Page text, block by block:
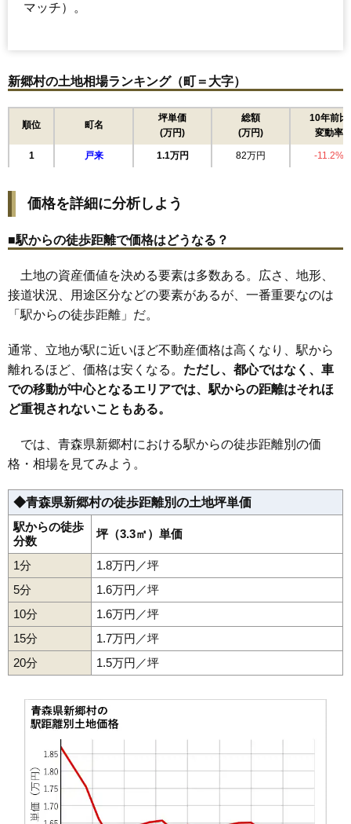
マッチ）。
新郷村の土地相場ランキング（町＝大字）
順位 町名
坪単価
(万円)
総額
(万円)
10年前比
変動率
1 戸来 1.1万円 82万円 -11.2%
価格を詳細に分析しよう
■駅からの徒歩距離で価格はどうなる？
土地の資産価値を決める要素は多数ある。広さ、地形、
接道状況、用途区分などの要素があるが、一番重要なのは
「駅からの徒歩距離」だ。
通常、立地が駅に近いほど不動産価格は高くなり、駅から
離れるほど、価格は安くなる。 ただし、都心ではなく、車
での移動が中心となるエリアでは、駅からの距離はそれほ
ど重視されないこともある。
では、青森県新郷村における駅からの徒歩距離別の価
格・相場を見てみよう。
◆青森県新郷村の徒歩距離別の土地坪単価
駅からの徒歩
分数
坪（3.3㎡）単価
1分
1.8万円／坪
5分
1.6万円／坪
10分
1.6万円／坪
15分
1.7万円／坪
20分
1.5万円／坪